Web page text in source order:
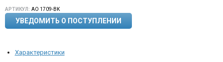
АРТИКУЛ: AO 1709-BK
УВЕДОМИТЬ О ПОСТУПЛЕНИИ
Характеристики